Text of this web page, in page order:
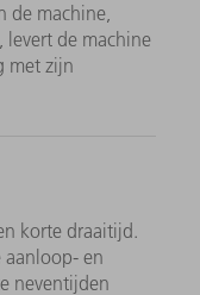
de machine,
levert de machine
met zijn
korte draaitijd.
en
neventijden